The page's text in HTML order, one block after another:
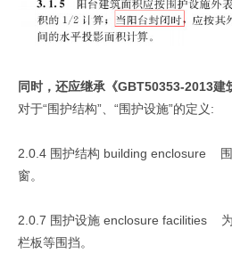
同时，还应继承《GBT50353-2013建
对于“围护结构”、“围护设施”的定义:
2.0.4 围护结构 building enclosure 围
窗。
2.0.7 围护设施 enclosure facilities 为
栏板等围挡。